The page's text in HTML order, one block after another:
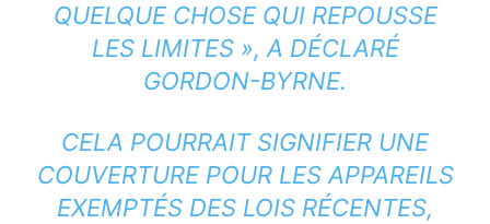
QUELQUE CHOSE QUI REPOUSSE
LES LIMITES », A DÉCLARÉ
GORDON-BYRNE.
CELA POURRAIT SIGNIFIER UNE
COUVERTURE POUR LES APPAREILS
EXEMPTÉS DES LOIS RÉCENTES,